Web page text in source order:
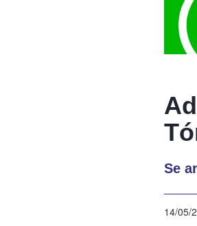
Se
14/05/